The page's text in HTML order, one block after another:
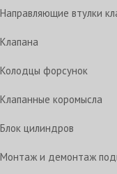
Направляющие втулки
Клапана
Колодцы форсунок
Клапанные коромысла
Блок цилиндров
Монтаж и демонтаж